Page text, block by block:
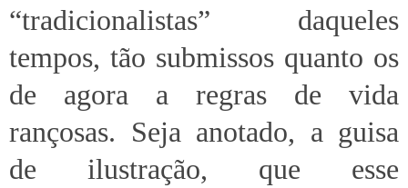
“tradicionalistas” daqueles
tempos, tão submissos quanto os
de agora a regras de vida
rançosas. Seja anotado, a guisa
de ilustração, que esse